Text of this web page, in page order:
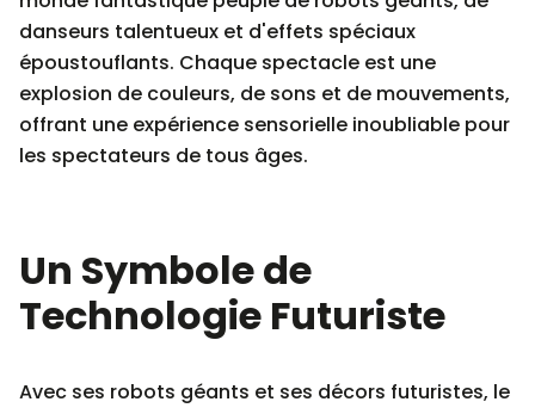
danseurs talentueux et d'effets spéciaux
époustouflants. Chaque spectacle est une
explosion de couleurs, de sons et de mouvements,
offrant une expérience sensorielle inoubliable pour
les spectateurs de tous âges.
Un Symbole de
Technologie Futuriste
Avec ses robots géants et ses décors futuristes, le